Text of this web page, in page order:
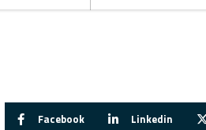
Facebook Linkedin